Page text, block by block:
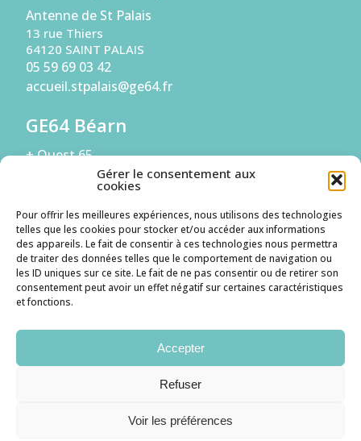
Gérer le consentement aux
cookies
Pour offrir les meilleures expériences, nous utilisons des technologies
telles que les cookies pour stocker et/ou accéder aux informations
des appareils. Le fait de consentir à ces technologies nous permettra
de traiter des données telles que le comportement de navigation ou
les ID uniques sur ce site. Le fait de ne pas consentir ou de retirer son
consentement peut avoir un effet négatif sur certaines caractéristiques
et fonctions.
Accepter
Refuser
Voir les préférences
Antenne de St Palais
13 rue Thiers
64120 SAINT PALAIS
05 59 69 03 42
accueil.stpalais@ge64.fr
GE64 Béarn
+ Ouest 65
Antenne de Pau
294 Boulevard de la Paix
64000 PAU
05 59 68 56 42
accueil.bearn@ge64.fr
S'inscrire à la Newsletter
Je suis une entreprise
Je suis un candidat